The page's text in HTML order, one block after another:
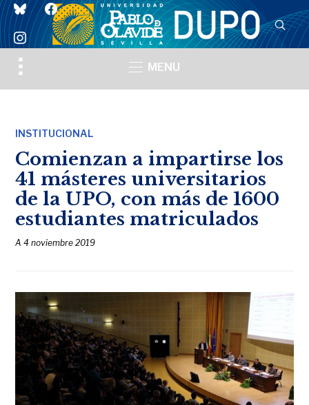
blueskyfacebook
instagram
Toggle
sidebar
MENU
INSTITUCIONAL
Comienzan a impartirse los
41 másteres universitarios
de la UPO, con más de 1600
estudiantes matriculados
A4 noviembre 2019